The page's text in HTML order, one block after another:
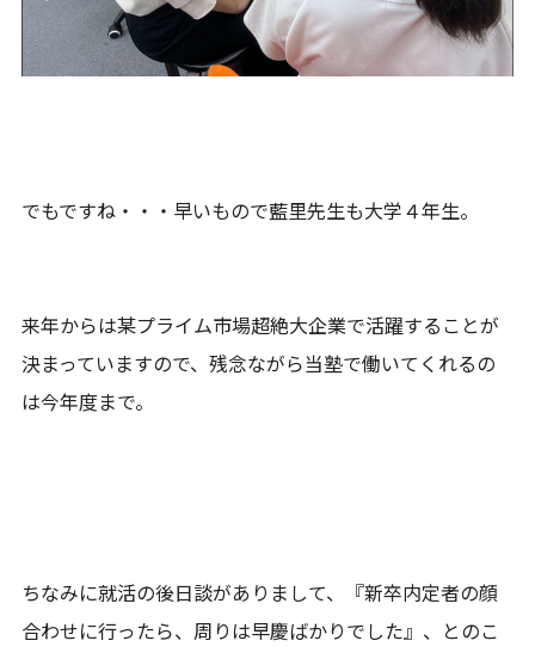
でもですね・・・早いもので藍里先生も大学４年生。
来年からは某プライム市場超絶大企業で活躍することが
決まっていますので、残念ながら当塾で働いてくれるの
は今年度まで。
ちなみに就活の後日談がありまして、『新卒内定者の顔
合わせに行ったら、周りは早慶ばかりでした』、とのこ